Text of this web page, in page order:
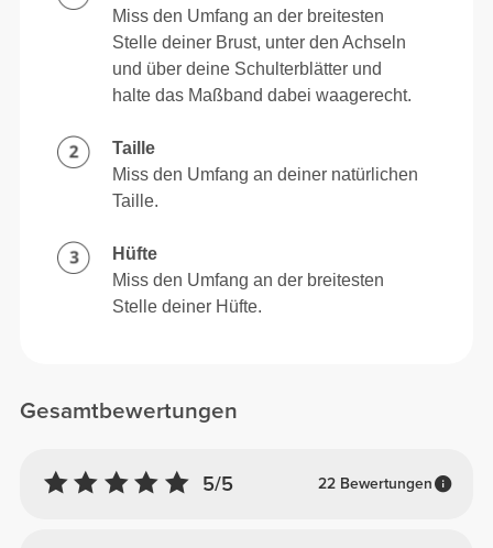
Gesamtbewertungen
5/5 22 Bewertungen
Miss den Umfang an der breitesten
Stelle deiner Brust, unter den Achseln
und über deine Schulterblätter und
halte das Maßband dabei waagerecht.
Taille
Miss den Umfang an deiner natürlichen
Taille.
Hüfte
Miss den Umfang an der breitesten
Stelle deiner Hüfte.